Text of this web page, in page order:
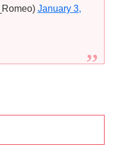
January 3,